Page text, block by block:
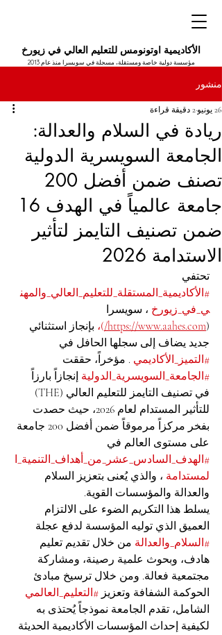
الأكاديمية اوتونومس للتعليم العالي في زيورخ
مؤسسة دولية خاصة ومستقلة، مسجلة في سويسرا منذ عام 2013
منشور
ريادة في السلام والعدالة:
الجامعة السويسرية الدولية
تصنف ضمن أفضل 200
جامعة عالمياً في الهدف 16
ضمن تصنيف التايمز لتأثير
الاستدامة 2026
26 يونيو 2 دقيقة قراءة
تحتفي
#الأكاديمية_المستقلة_للتعليم_العالي_والمهن
ي_في_زيورخ ، سويسرا
(
https://www.aahes.com/ )، بإنجاز استثنائي
جديد يضاف إلى سجلها الحافل في
#التميز_الأكاديمي . مؤخراً، حققت
#الجامعة_السويسرية_الدولية إنجازاً بارزاً
في تصنيف التايمز للتعليم العالي (THE)
للتأثير المستدام لعام 2026، حيث حصدت
بفخر مركزاً مرموقاً ضمن أفضل 200 جامعة
على مستوى العالم في
#الهدف_السادس_عشر_من_أهداف_التنمية_ا
لمستدامة ، والذي يُعنى بتعزيز السلام
والعدالة والمؤسسات القوية.
يسلط هذا التكريم الضوء على الالتزام
العميق الذي توليه المؤسسة لدفع عجلة
#السلام_والعدالة من خلال تقديم تعليم
هادف، وبحوث علمية رصينة، ومشاركة
مجتمعية فعالة. ومن خلال ترسيخ مبادئ
الحوكمة الشفافة وتعزيز #التعليم_العالمي
الشامل، تقدم الجامعة نموذجاً يُحتذى به
لكيفية إحداث المؤسسات الأكاديمية الحديثة